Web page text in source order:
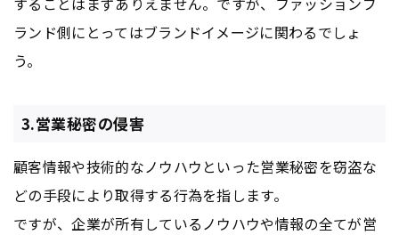
ランド側にとってはブランドイメージに関わるでしょ
う。
3.営業秘密の侵害
顧客情報や技術的なノウハウといった営業秘密を窃盗な
どの手段により取得する行為を指します。
ですが、企業が所有しているノウハウや情報の全てが営